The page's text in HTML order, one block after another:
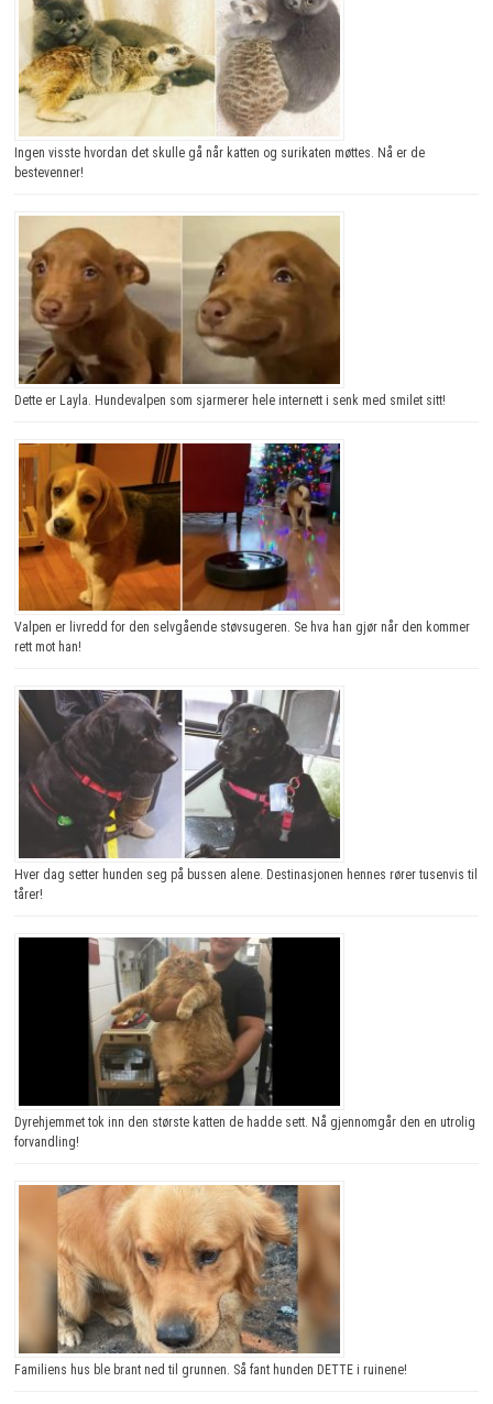
Ingen visste hvordan det skulle gå når katten og surikaten møttes. Nå er de
bestevenner!
Dette er Layla. Hundevalpen som sjarmerer hele internett i senk med smilet sitt!
Valpen er livredd for den selvgående støvsugeren. Se hva han gjør når den kommer
rett mot han!
Hver dag setter hunden seg på bussen alene. Destinasjonen hennes rører tusenvis til
tårer!
Dyrehjemmet tok inn den største katten de hadde sett. Nå gjennomgår den en utrolig
forvandling!
Familiens hus ble brant ned til grunnen. Så fant hunden DETTE i ruinene!